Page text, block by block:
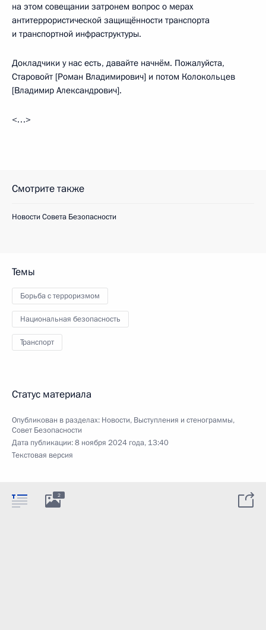
на этом совещании затронем вопрос о мерах
антитеррористической защищённости транспорта
и транспортной инфраструктуры.
Докладчики у нас есть, давайте начнём. Пожалуйста,
Старовойт [Роман Владимирович] и потом Колокольцев
[Владимир Александрович].
<…>
Смотрите также
Новости Совета Безопасности
Темы
Борьба с терроризмом
Национальная безопасность
Транспорт
Статус материала
Опубликован в разделах: Новости, Выступления и стенограммы,
Совет Безопасности
Дата публикации:8 ноября 2024 года, 13:40
Текстовая версия
2